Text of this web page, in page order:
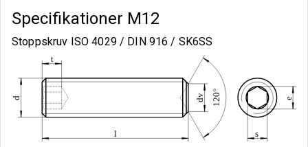
Specifikationer M12
Stoppskruv ISO 4029 / DIN 916 / SK6SS